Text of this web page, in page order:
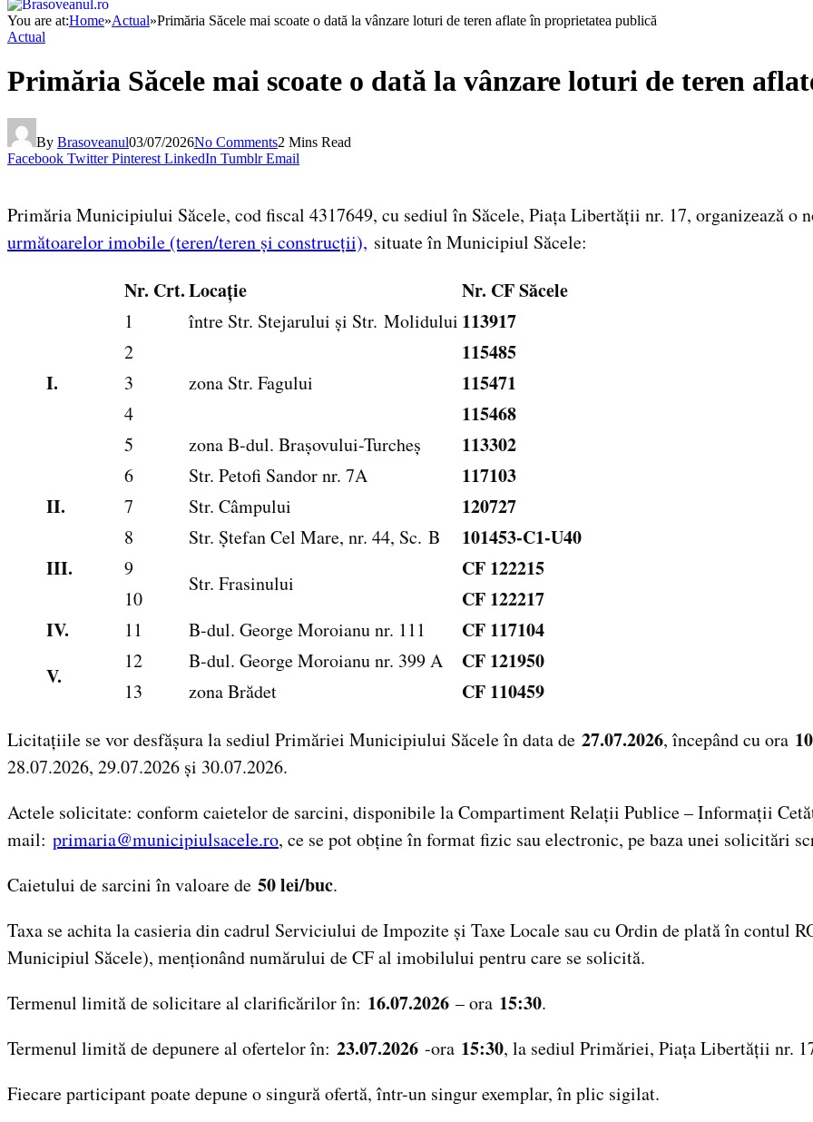
You are at:Home»Actual»Primăria Săcele mai scoate o dată la vânzare loturi de teren aflate în proprietatea publică
Actual
Primăria Săcele mai scoate o dată la vânzare loturi de teren
By Brasoveanul03/07/2026No Comments2 Mins Read
Facebook Twitter Pinterest LinkedIn Tumblr Email
Primăria Municipiului Săcele, cod fiscal 4317649, cu sediul în Săcele, Piața Libertății nr. 17, organizează o
următoarelor imobile (teren/teren și construcții), situate în Municipiul Săcele:
I.
Nr. Crt.Locație Nr. CF Săcele
1 între Str. Stejarului și Str. Molidului 113917
2
zona Str. Fagului
115485
3 115471
4 115468
5 zona B-dul. Brașovului-Turcheș 113302
6 Str. Petofi Sandor nr. 7A
117103
II.
7 Str. Câmpului 120727
III.
8 Str. Ștefan Cel Mare, nr. 44, Sc. B 101453-C1-U40
9
Str. Frasinului
CF 122215
10
CF 122217
IV.
11 B-dul. George Moroianu nr. 111
CF 117104
V.
12 B-dul. George Moroianu nr. 399 A CF 121950
13 zona Brădet CF 110459
Licitațiile se vor desfășura la sediul Primăriei Municipiului Săcele în data de 27.07.2026, începând cu ora
28.07.2026, 29.07.2026 și 30.07.2026.
Actele solicitate: conform caietelor de sarcini, disponibile la Compartiment Relații Publice – Informații
mail: primaria@municipiulsacele.ro, ce se pot obține în format fizic sau electronic, pe baza unei solicitări
Caietului de sarcini în valoare de 50 lei/buc.
Taxa se achita la casieria din cadrul Serviciului de Impozite și Taxe Locale sau cu Ordin de plată în contul
Municipiul Săcele), menționând numărului de CF al imobilului pentru care se solicită.
Termenul limită de solicitare al clarificărilor în: 16.07.2026 – ora 15:30.
Termenul limită de depunere al ofertelor în: 23.07.2026 -ora 15:30, la sediul Primăriei, Piața Libertății nr.
Fiecare participant poate depune o singură ofertă, într-un singur exemplar, în plic sigilat.